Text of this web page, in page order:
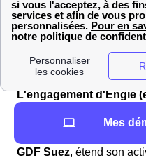
L'engagement d'Engie
GDF Suez, étend son
Mes